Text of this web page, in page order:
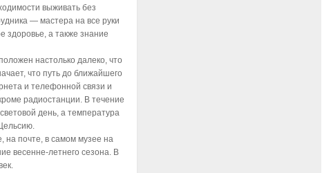
выживать без
— мастера на все руки
а также знание
настолько далеко, что
что путь до ближайшего
и телефонной связи и
радиостанции. В течение
день, а температура
на почте, в самом музее на
весенне-летнего сезона. В